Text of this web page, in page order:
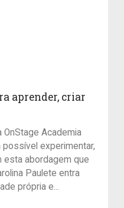
aprender, criar
OnStage Academia
possível experimentar,
esta abordagem que
Paulete entra
própria e...